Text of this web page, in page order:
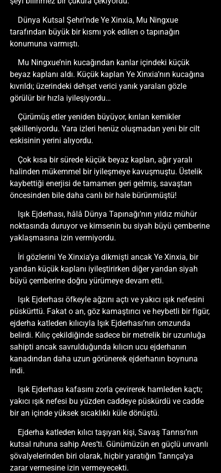
Dünya Kutsal Şehri’nde Ye Xinxia, Mu Ningxue
tarafından büyük bir kısmı yok edilen o tapınağın
konumuna varmıştı.
Mu Ningxue’nin kucağından kanlar içindeki küçük
beyaz kaplanı aldı. Küçük kaplan Ye Xinxia’nın kucağına
kıvrıldı; üzerindeki dehşet verici yanık yaraları gözle
görülür bir hızla iyileşiyordu…
Çürümüş etler yeniden büyüyor, kırılan kemikler
şekilleniyordu. Yara izleri henüz oluşmadan yeni bir cilt
eskisinin yerini alıyordu.
Çok kısa bir sürede küçük beyaz kaplan, ağır yaralı
halinden mükemmel bir iyileşmeye kavuşmuştu. Üstelik
kaybettiği enerjisi de tamamen geri gelmiş, savaştan
öncesinden bile daha canlı bir hale bürünmüştü!
Işık Ejderhası, hâlâ Dünya Tapınağı’nın yıldız mühür
noktasında duruyor ve kimsenin bu siyah büyü çemberine
yaklaşmasına izin vermiyordu.
İri gözlerini Ye Xinxia’ya dikmişti ancak Ye Xinxia, bir
yandan küçük kaplanı iyileştirirken diğer yandan siyah
büyü çemberine doğru yürümeye devam etti.
Işık Ejderhası öfkeyle ağzını açtı ve yakıcı ışık nefesini
püskürttü. Fakat o an, göz kamaştırıcı ve heybetli bir figür,
ejderha katleden kılıcıyla Işık Ejderhası’nın omzunda
belirdi. Kılıç çekildiğinde sadece bir metrelik bir uzunluğa
sahipti ancak savrulduğunda kılıcın ucu ejderhanın
kanadından daha uzun görünerek ejderhanın boynuna
indi.
Işık Ejderhası kafasını zorla çevirerek hamleden kaçtı;
yakıcı ışık nefesi bu yüzden caddeye püskürdü ve cadde
bir an içinde yüksek sıcaklıklı küle dönüştü.
Ejderha katleden kılıcı taşıyan kişi, Savaş Tanrısı’nın
kutsal ruhuna sahip Ares’ti. Günümüzün en güçlü unvanlı
şövalyelerinden biri olarak, hiçbir yaratığın Tanrıça’ya
zarar vermesine izin vermeyecekti.